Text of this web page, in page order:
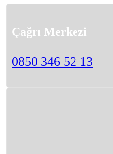
Çağrı Merkezi
0850 346 52 13